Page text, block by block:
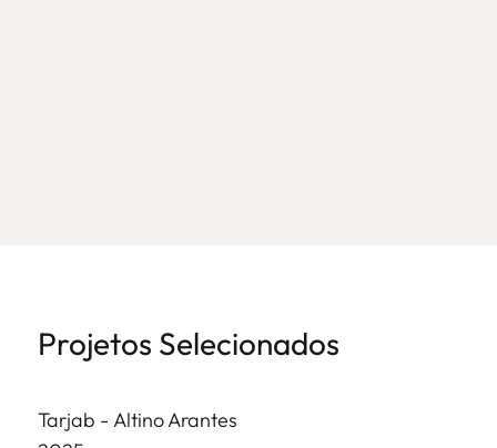
Projetos Selecionados
Tarjab -Altino Arantes